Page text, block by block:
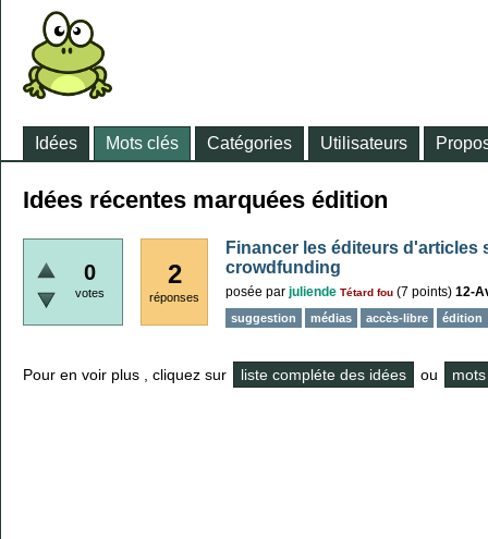
Idées Mots clés Catégories Utilisateurs
Idées récentes marquées édition
0
votes
2
réponses
Financer les éditeurs d'articles
crowdfunding
posée par juliende Tétard fou (7 points) 12-
suggestion médias accès-libre édition
Pour en voir plus , cliquez sur liste compléte des idées ou